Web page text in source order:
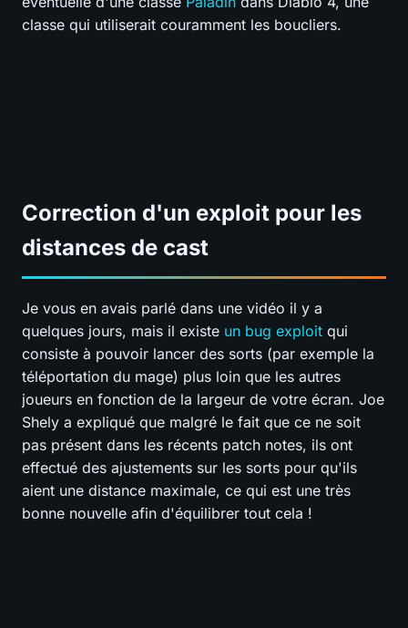
classe qui utiliserait couramment les boucliers.
Correction d'un exploit pour les
distances de cast
Je vous en avais parlé dans une vidéo il y a
quelques jours, mais il existe un bug exploit qui
consiste à pouvoir lancer des sorts (par exemple la
téléportation du mage) plus loin que les autres
joueurs en fonction de la largeur de votre écran. Joe
Shely a expliqué que malgré le fait que ce ne soit
pas présent dans les récents patch notes, ils ont
effectué des ajustements sur les sorts pour qu'ils
aient une distance maximale, ce qui est une très
bonne nouvelle afin d'équilibrer tout cela !